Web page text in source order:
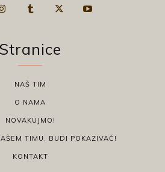
Stranice
NAŠ TIM
O NAMA
NOVAKUJMO!
TIMU, BUDI POKAZIVAČ!
KONTAKT